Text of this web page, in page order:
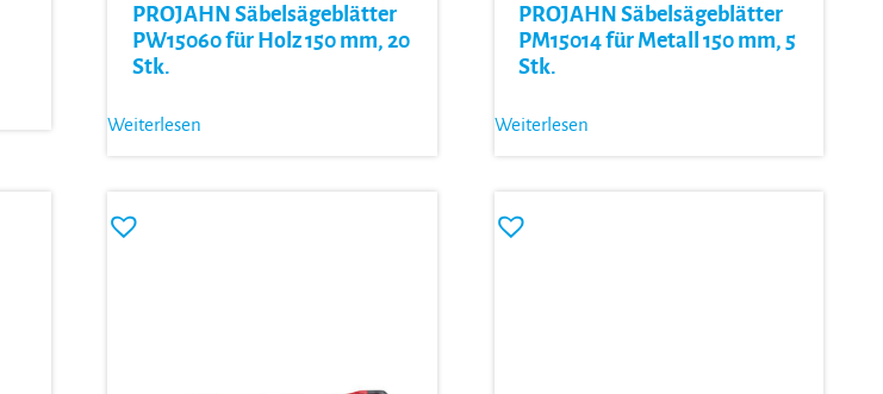
PROJAHN Säbelsägeblätter
PW15060 für Holz 150 mm, 20
Stk.
Weiterlesen
PROJAHN Säbelsägeblätter
PM15014 für Metall 150 mm, 5
Stk.
Weiterlesen